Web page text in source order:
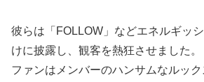
彼らは「FOLLOW」などエネルギッ
けに披露し、観客を熱狂させました。
ファンはメンバーのハンサムなルッ